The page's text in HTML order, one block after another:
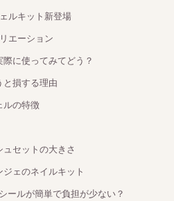
ルキット新登場
エーション
に使ってみてどう？
と損する理由
ルの特徴
セットの大きさ
ェのネイルキット
ールが簡単で負担が少ない？